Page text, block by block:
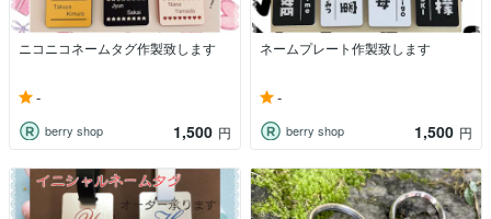
ニコニコネームタグ作製致します
-
berry shop 1,500 円
ネームプレート作製致します
-
berry shop 1,500 円